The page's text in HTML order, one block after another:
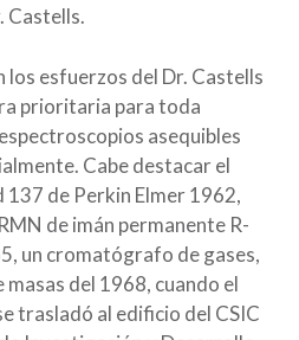
Castells.
los esfuerzos del Dr. Castells
prioritaria para toda
asequibles
Cabe destacar el
de Perkin Elmer 1962,
de imán permanente R-
un cromatógrafo de gases,
del 1968, cuando el
trasladó al edificio del CSIC